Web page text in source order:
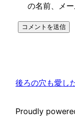
の名前、メ
後ろの穴も愛し
Proudly